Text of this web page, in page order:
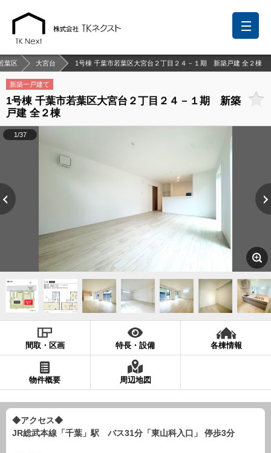
葉区 大宮台 1号棟 千葉市若葉区大宮台２丁目２４－１期 新築戸建 全２棟
新築一戸建て
1号棟 千葉市若葉区大宮台２丁目２４－１期 新築
戸建 全２棟
1/37
間取・区画 特長・設備 各棟情報
物件概要 周辺地図
◆アクセス◆
JR総武本線「千葉」駅 バス31分「東山科入口」 停歩3分
前回の履歴 検討リスト 保存した検索条件
営業メールは固くお断りします
お知らせ
千葉本店 松戸支店 成田支店 木更津支店
東京支店
神奈川支店
沖縄支店
現地販売会情報
千葉本店 松戸支店 成田支店 木更津支店
東京支店
スタッフ紹介
千葉本店 成田支店
神奈川支店
沖縄支店
売却査定